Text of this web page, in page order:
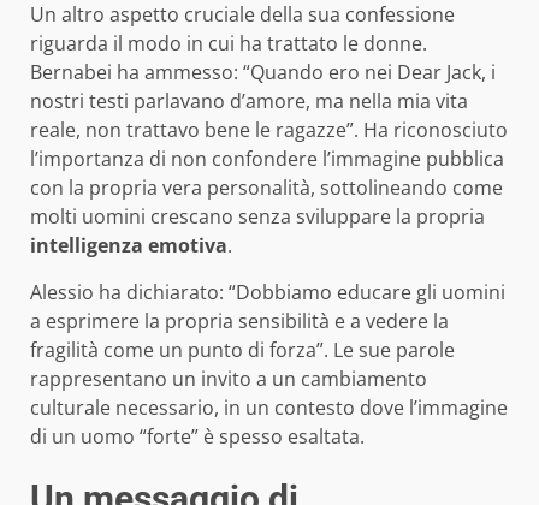
Un altro aspetto cruciale della sua confessione
riguarda il modo in cui ha trattato le donne.
Bernabei ha ammesso: “Quando ero nei Dear Jack, i
nostri testi parlavano d’amore, ma nella mia vita
reale, non trattavo bene le ragazze”. Ha riconosciuto
l’importanza di non confondere l’immagine pubblica
con la propria vera personalità, sottolineando come
molti uomini crescano senza sviluppare la propria
intelligenza emotiva.
Alessio ha dichiarato: “Dobbiamo educare gli uomini
a esprimere la propria sensibilità e a vedere la
fragilità come un punto di forza”. Le sue parole
rappresentano un invito a un cambiamento
culturale necessario, in un contesto dove l’immagine
di un uomo “forte” è spesso esaltata.